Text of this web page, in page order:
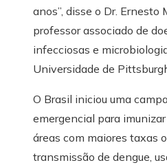
anos”, disse o Dr. Ernesto
professor associado de
infecciosas e
Universidade de
O Brasil iniciou uma
emergencial para
áreas com maiores taxas
transmissão de dengue,